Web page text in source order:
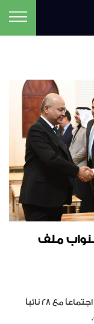
ملف
عقد الرئيس برهم صالح، الثلاثاء ١٧ كانون الأول، اجتماعاً مع ٢٨ نائباً